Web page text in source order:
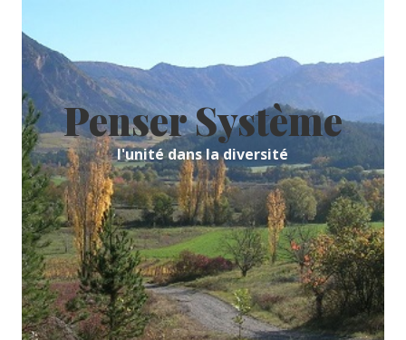
content
Penser Système
l'unité dans la diversité